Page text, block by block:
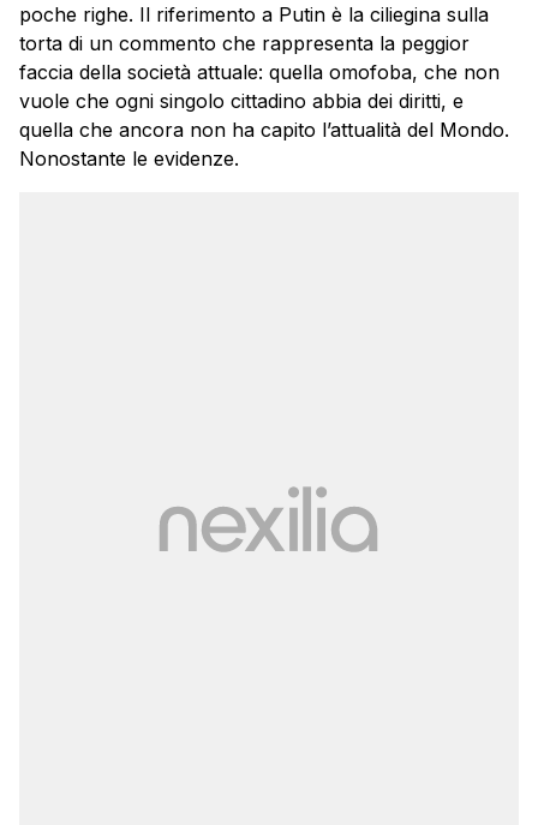
poche righe. Il riferimento a Putin è la ciliegina sulla
torta di un commento che rappresenta la peggior
faccia della società attuale: quella omofoba, che non
vuole che ogni singolo cittadino abbia dei diritti, e
quella che ancora non ha capito l’attualità del Mondo.
Nonostante le evidenze.